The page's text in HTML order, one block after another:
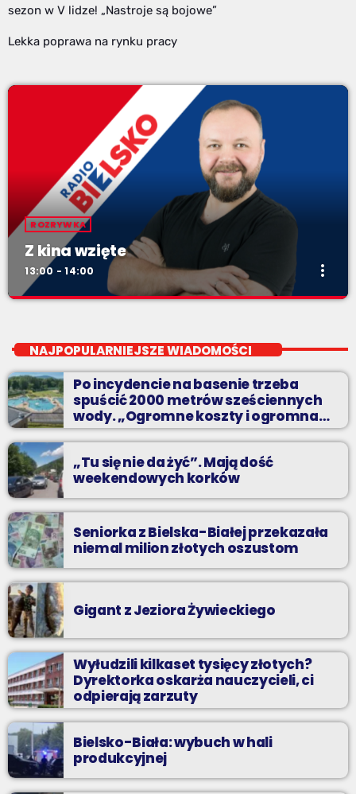
sezon w V lidze! „Nastroje są bojowe”
Lekka poprawa na rynku pracy
ROZRYWKA
Z kina wzięte
13:00 - 14:00 more_vert
Soboty od 13 do 14
Z Kina Wzięte to audycja w której film występuje roli głównej.
NAJPOPULARNIEJSZE WIADOMOŚCI
Po incydencie na basenie trzeba
spuścić 2000 metrów sześciennych
wody. „Ogromne koszty i ogromna
praca”
„Tu się nie da żyć”. Mają dość
weekendowych korków
Seniorka z Bielska-Białej przekazała
niemal milion złotych oszustom
Gigant z Jeziora Żywieckiego
Wyłudzili kilkaset tysięcy złotych?
Dyrektorka oskarża nauczycieli, ci
odpierają zarzuty
Bielsko-Biała: wybuch w hali
produkcyjnej